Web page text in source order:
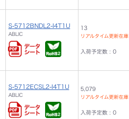
S-5712BNDL2-I4T1U
ABLIC
13
リアルタイム更新在庫
入荷予定数 : 0
S-5712ECSL2-I4T1U
ABLIC
5,079
リアルタイム更新在庫
入荷予定数 : 0